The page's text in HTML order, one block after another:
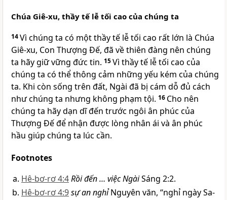
Chúa Giê-xu, thầy tế lễ tối cao của chúng ta
14Vì chúng ta có một thầy tế lễ tối cao rất lớn là Chúa
Giê-xu, Con Thượng Đế, đã về thiên đàng nên chúng
ta hãy giữ vững đức tin. 15Vì thầy tế lễ tối cao của
chúng ta có thể thông cảm những yếu kém của chúng
ta. Khi còn sống trên đất, Ngài đã bị cám dỗ đủ cách
như chúng ta nhưng không phạm tội. 16 Cho nên
chúng ta hãy dạn dĩ đến trước ngôi ân phúc của
Thượng Đế để nhận được lòng nhân ái và ân phúc
hầu giúp chúng ta lúc cần.
Footnotes
Hê-bơ-rơ 4:4Rồi đến … việc NgàiSáng 2:2.
Hê-bơ-rơ 4:9sự an nghỉNguyên văn, “nghỉ ngày Sa-